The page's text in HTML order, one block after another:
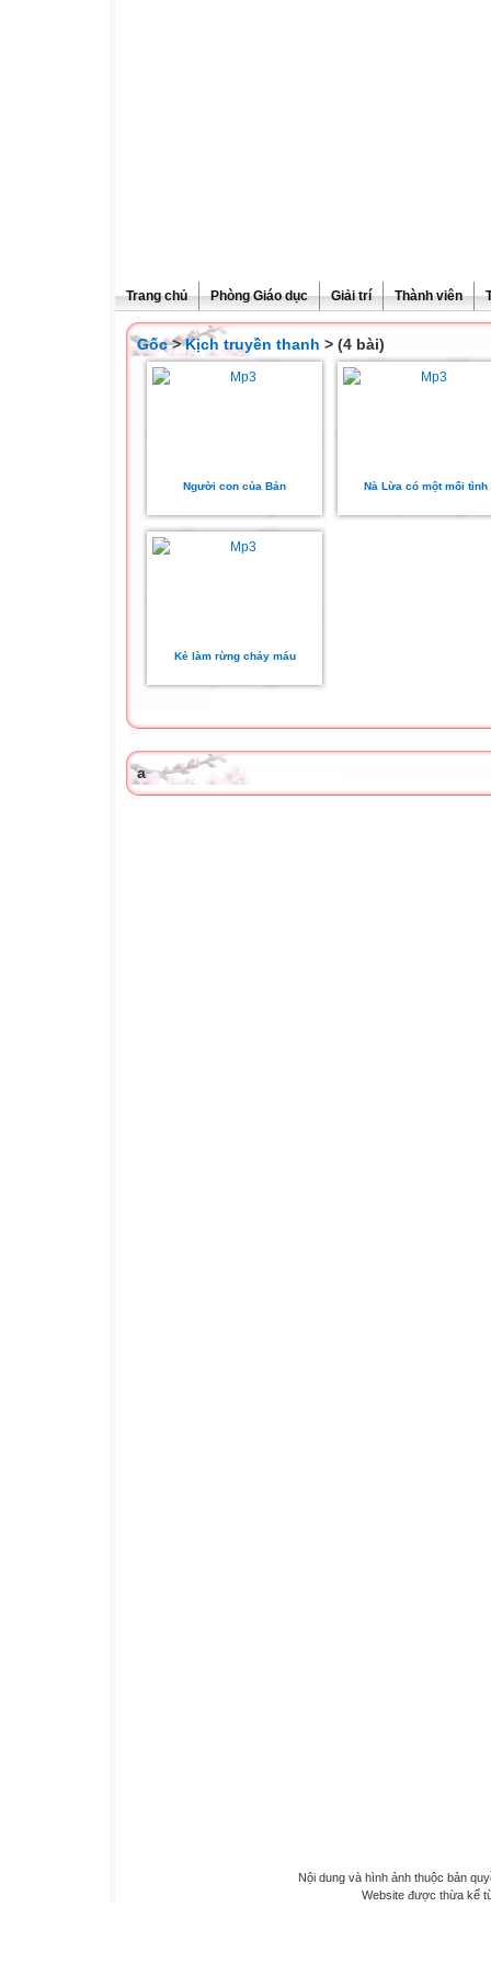
Trang chủ Phòng Giáo dục Giải trí Thành viên
Gốc>Kịch truyền thanh > (4 bài)
Người con của Bản Nà Lừa có một mối tình
Kẻ làm rừng chảy máu
a
Nội dung và hình ảnh thuộc bản
Website được thừa kế